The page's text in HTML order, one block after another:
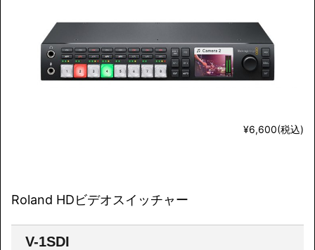
¥6,600(税込)
Roland HDビデオスイッチャー
V-1SDI